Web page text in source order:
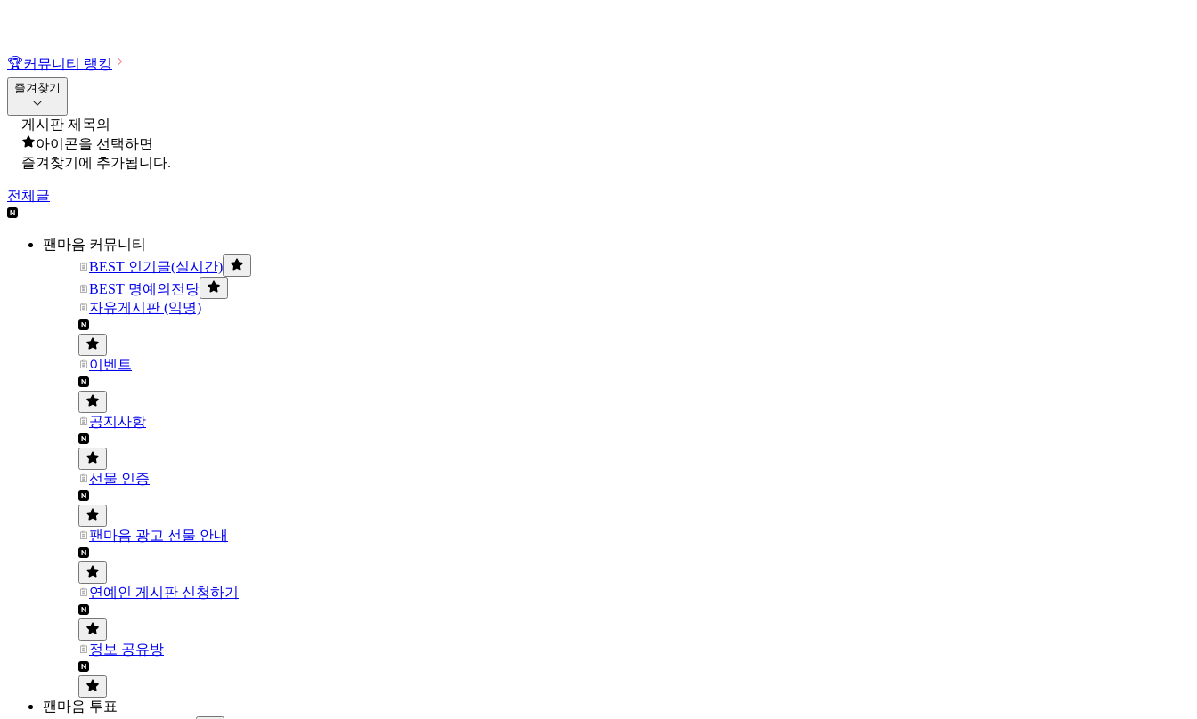
🏆커뮤니티 랭킹
즐겨찾기
게시판 제목의
아이콘을 선택하면
즐겨찾기에 추가됩니다.
전체글
팬마음 커뮤니티
BEST 인기글(실시간)
BEST 명예의전당
자유게시판 (익명)
이벤트
공지사항
선물 인증
팬마음 광고 선물 안내
연예인 게시판 신청하기
정보 공유방
팬마음 투표